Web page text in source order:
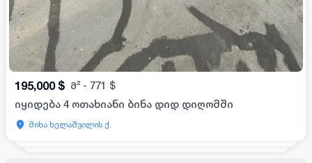
195,000 $ მ² - 771 $
იყიდება 4 ოთახიანი ბინა დიდ დიღომში
მიხა ხელაშვილის ქ.